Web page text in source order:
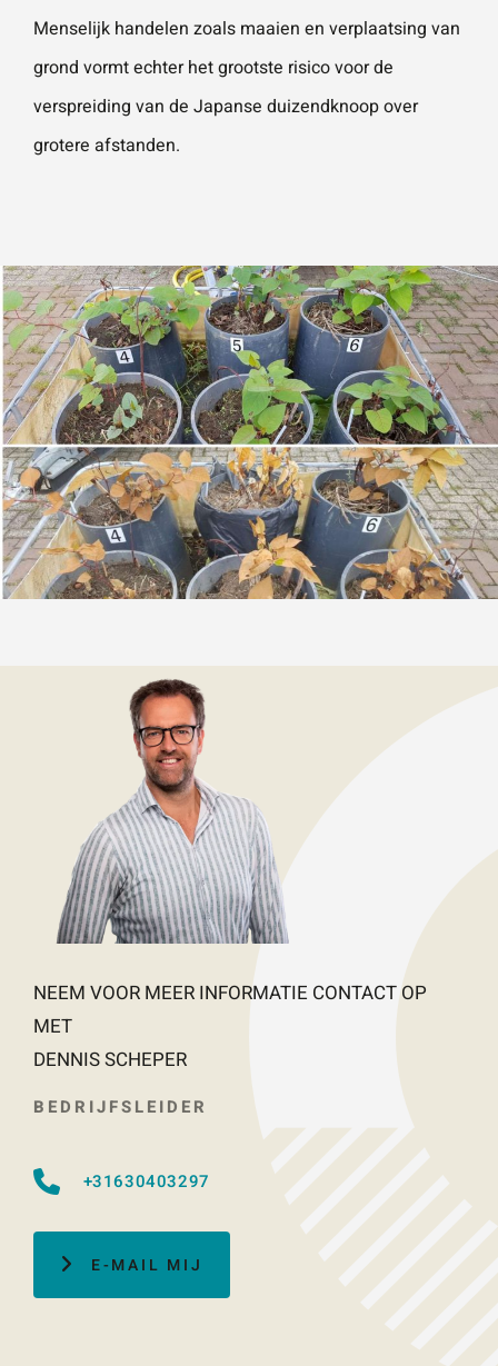
Menselijk handelen zoals maaien en verplaatsing van
grond vormt echter het grootste risico voor de
verspreiding van de Japanse duizendknoop over
grotere afstanden.
NEEM VOOR MEER INFORMATIE CONTACT OP
MET
DENNIS SCHEPER
BEDRIJFSLEIDER
+31630403297
E-MAIL MIJ